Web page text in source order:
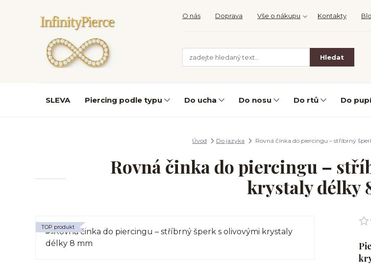
O nás Doprava Vše o nákupu Kontakty
Hledat
SLEVA Piercing podle typu Do ucha Do nosu Do rtů Do
Úvod Do jazyka Rovná činka do piercingu – stříbrný
Rovná činka do piercingu –
krystaly délky
TOP produkt